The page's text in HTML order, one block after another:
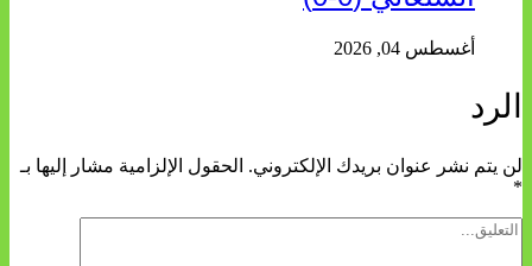
أغسطس 04, 2026
الرد
لن يتم نشر عنوان بريدك الإلكتروني. الحقول الإلزامية مشار إليها بـ
*